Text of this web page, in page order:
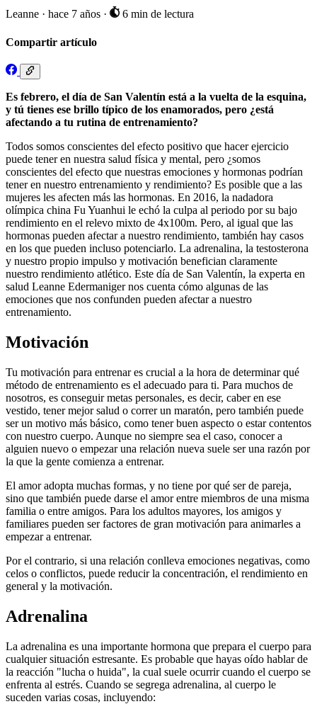
Leanne · hace 7 años · 6 min de lectura
Compartir artículo
Es febrero, el día de San Valentín está a la vuelta de la esquina,
y tú tienes ese brillo típico de los enamorados, pero ¿está
afectando a tu rutina de entrenamiento?
Todos somos conscientes del efecto positivo que hacer ejercicio
puede tener en nuestra salud física y mental, pero ¿somos
conscientes del efecto que nuestras emociones y hormonas podrían
tener en nuestro entrenamiento y rendimiento? Es posible que a las
mujeres les afecten más las hormonas. En 2016, la nadadora
olímpica china Fu Yuanhui le echó la culpa al periodo por su bajo
rendimiento en el relevo mixto de 4x100m. Pero, al igual que las
hormonas pueden afectar a nuestro rendimiento, también hay casos
en los que pueden incluso potenciarlo. La adrenalina, la testosterona
y nuestro propio impulso y motivación benefician claramente
nuestro rendimiento atlético. Este día de San Valentín, la experta en
salud Leanne Edermaniger nos cuenta cómo algunas de las
emociones que nos confunden pueden afectar a nuestro
entrenamiento.
Motivación
Tu motivación para entrenar es crucial a la hora de determinar qué
método de entrenamiento es el adecuado para ti. Para muchos de
nosotros, es conseguir metas personales, es decir, caber en ese
vestido, tener mejor salud o correr un maratón, pero también puede
ser un motivo más básico, como tener buen aspecto o estar contentos
con nuestro cuerpo. Aunque no siempre sea el caso, conocer a
alguien nuevo o empezar una relación nueva suele ser una razón por
la que la gente comienza a entrenar.
El amor adopta muchas formas, y no tiene por qué ser de pareja,
sino que también puede darse el amor entre miembros de una misma
familia o entre amigos. Para los adultos mayores, los amigos y
familiares pueden ser factores de gran motivación para animarles a
empezar a entrenar.
Por el contrario, si una relación conlleva emociones negativas, como
celos o conflictos, puede reducir la concentración, el rendimiento en
general y la motivación.
Adrenalina
La adrenalina es una importante hormona que prepara el cuerpo para
cualquier situación estresante. Es probable que hayas oído hablar de
la reacción "lucha o huida", la cual suele ocurrir cuando el cuerpo se
enfrenta al estrés. Cuando se segrega adrenalina, al cuerpo le
suceden varias cosas, incluyendo: